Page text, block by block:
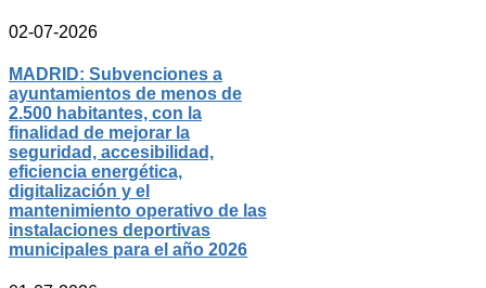
02-07-2026
MADRID: Subvenciones a
ayuntamientos de menos de
2.500 habitantes, con la
finalidad de mejorar la
seguridad, accesibilidad,
eficiencia energética,
digitalización y el
mantenimiento operativo de las
instalaciones deportivas
municipales para el año 2026